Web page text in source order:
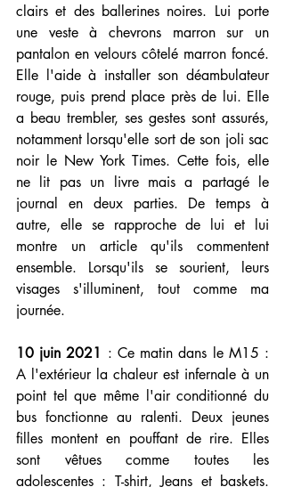
clairs et des ballerines noires. Lui porte
une veste à chevrons marron sur un
pantalon en velours côtelé marron foncé.
Elle l'aide à installer son déambulateur
rouge, puis prend place près de lui. Elle
a beau trembler, ses gestes sont assurés,
notamment lorsqu'elle sort de son joli sac
noir le New York Times. Cette fois, elle
ne lit pas un livre mais a partagé le
journal en deux parties. De temps à
autre, elle se rapproche de lui et lui
montre un article qu'ils commentent
ensemble. Lorsqu'ils se sourient, leurs
visages s'illuminent, tout comme ma
journée.
10 juin 2021 : Ce matin dans le M15 :
A l'extérieur la chaleur est infernale à un
point tel que même l'air conditionné du
bus fonctionne au ralenti. Deux jeunes
filles montent en pouffant de rire. Elles
sont vêtues comme toutes les
adolescentes : T-shirt, Jeans et baskets.